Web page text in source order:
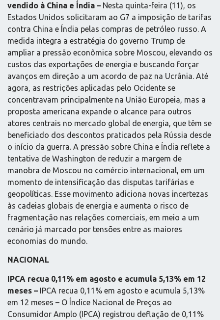
vendido à China e Índia – Nesta quinta-feira (11), os
Estados Unidos solicitaram ao G7 a imposição de tarifas
contra China e Índia pelas compras de petróleo russo. A
medida integra a estratégia do governo Trump de
ampliar a pressão econômica sobre Moscou, elevando os
custos das exportações de energia e buscando forçar
avanços em direção a um acordo de paz na Ucrânia. Até
agora, as restrições aplicadas pelo Ocidente se
concentravam principalmente na União Europeia, mas a
proposta americana expande o alcance para outros
atores centrais no mercado global de energia, que têm se
beneficiado dos descontos praticados pela Rússia desde
o início da guerra. A pressão sobre China e Índia reflete a
tentativa de Washington de reduzir a margem de
manobra de Moscou no comércio internacional, em um
momento de intensificação das disputas tarifárias e
geopolíticas. Esse movimento adiciona novas incertezas
às cadeias globais de energia e aumenta o risco de
fragmentação nas relações comerciais, em meio a um
cenário já marcado por tensões entre as maiores
economias do mundo.
NACIONAL
IPCA recua 0,11% em agosto e acumula 5,13% em 12
meses – IPCA recua 0,11% em agosto e acumula 5,13%
em 12 meses – O Índice Nacional de Preços ao
Consumidor Amplo (IPCA) registrou deflação de 0,11%